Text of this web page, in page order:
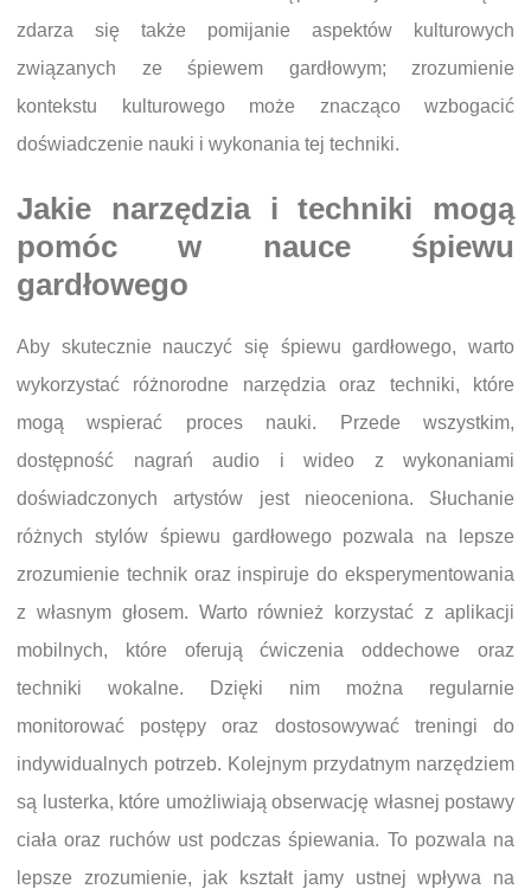
zdarza się także pomijanie aspektów kulturowych
związanych ze śpiewem gardłowym; zrozumienie
kontekstu kulturowego może znacząco wzbogacić
doświadczenie nauki i wykonania tej techniki.
Jakie narzędzia i techniki mogą
pomóc w nauce śpiewu
gardłowego
Aby skutecznie nauczyć się śpiewu gardłowego, warto
wykorzystać różnorodne narzędzia oraz techniki, które
mogą wspierać proces nauki. Przede wszystkim,
dostępność nagrań audio i wideo z wykonaniami
doświadczonych artystów jest nieoceniona. Słuchanie
różnych stylów śpiewu gardłowego pozwala na lepsze
zrozumienie technik oraz inspiruje do eksperymentowania
z własnym głosem. Warto również korzystać z aplikacji
mobilnych, które oferują ćwiczenia oddechowe oraz
techniki wokalne. Dzięki nim można regularnie
monitorować postępy oraz dostosowywać treningi do
indywidualnych potrzeb. Kolejnym przydatnym narzędziem
są lusterka, które umożliwiają obserwację własnej postawy
ciała oraz ruchów ust podczas śpiewania. To pozwala na
lepsze zrozumienie, jak kształt jamy ustnej wpływa na